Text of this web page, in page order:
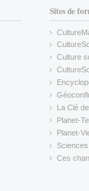
Sites de
(link is
(link is
Culture
(link is
(link is
(link is
La Clé
(link is
Planet-
(link is
Planet-
(link is
(link is
Ces